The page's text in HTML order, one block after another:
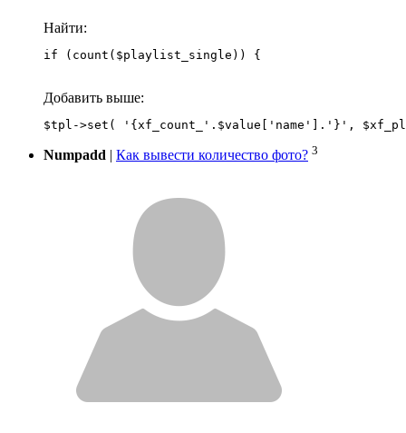
Найти:
if (count($playlist_single)) {
Добавить выше:
Numpadd | Как вывести количество фото? 3